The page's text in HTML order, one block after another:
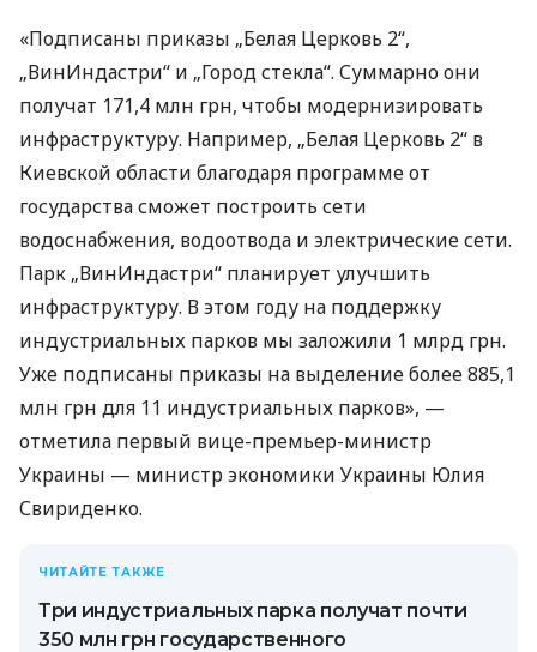
«Подписаны приказы „Белая Церковь 2“,
„ВинИндастри“ и „Город стекла“. Суммарно они
получат 171,4 млн грн, чтобы модернизировать
инфраструктуру. Например, „Белая Церковь 2“ в
Киевской области благодаря программе от
государства сможет построить сети
водоснабжения, водоотвода и электрические сети.
Парк „ВинИндастри“ планирует улучшить
инфраструктуру. В этом году на поддержку
индустриальных парков мы заложили 1 млрд грн.
Уже подписаны приказы на выделение более 885,1
млн грн для 11 индустриальных парков», —
отметила первый вице-премьер-министр
Украины — министр экономики Украины Юлия
Свириденко.
ЧИТАЙТЕ ТАКЖЕ
Три индустриальных парка получат почти
350 млн грн государственного